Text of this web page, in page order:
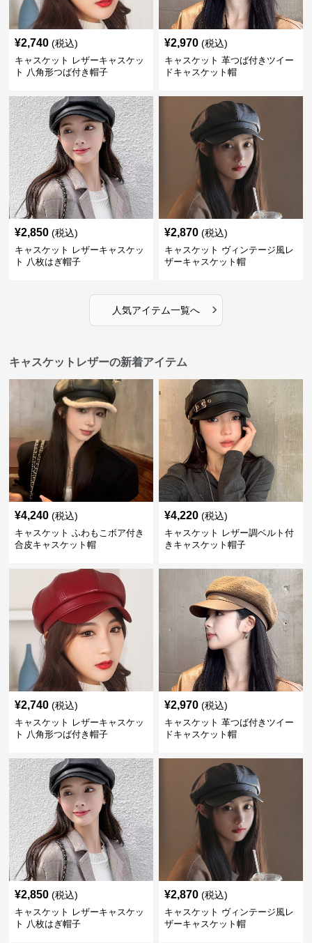
¥2,740 (税込)
キャスケット レザーキャスケッ
ト 八角形つば付き帽子
¥2,970 (税込)
キャスケット 革つば付きツイー
ドキャスケット帽
¥2,850 (税込)
キャスケット レザーキャスケッ
ト 八枚はぎ帽子
¥2,870 (税込)
キャスケット ヴィンテージ風レ
ザーキャスケット帽
人気アイテム一覧へ ›
キャスケットレザーの新着アイテム
¥4,240 (税込)
キャスケット ふわもこボア付き
合皮キャスケット帽
¥4,220 (税込)
キャスケット レザー調ベルト付
きキャスケット帽子
¥2,740 (税込)
キャスケット レザーキャスケッ
ト 八角形つば付き帽子
¥2,970 (税込)
キャスケット 革つば付きツイー
ドキャスケット帽
¥2,850 (税込)
キャスケット レザーキャスケッ
ト 八枚はぎ帽子
¥2,870 (税込)
キャスケット ヴィンテージ風レ
ザーキャスケット帽